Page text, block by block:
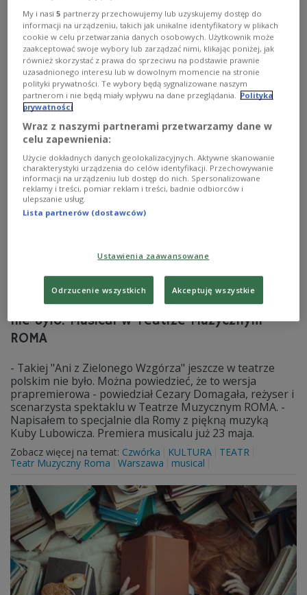
Teatru Muzycznego ROMA – ze scenariuszem, tekstami
piosenek i w reżyserii Cezarego Domagały – nawiązuje
do epoki, w której toczy się akcja książki Lucy Maud
Montgomery, ale jednocześnie operuje współczesną
stylistyką, m.in. jeśli chodzi choćby o takie elementy jak
gra aktorska, język, a przede wszystkim muzyka Jakuba
Lubowicza.
Zobacz więcej na temat:
Ula Kaczyńska
Takiej "Ani z Zielonego Wzgórza" jeszcze
nie było. Musical w Teatrze Muzycznym
ROMA
- Takiej "Ani z Zielonego Wzgórza" jeszcze w teatrze
polskim nie było. Można powiedzieć, że to wersja
prapremierowa - powiedział Cezary Domagała, reżyser i
scenarzysta spektaklu w Teatrze Muzycznym ROMA. -
Napisałem to specjalnie dla Romy z piękną muzyką
Kuby Lubowicza. Premiera musicalu już 23 maja.
Zobacz więcej na temat: Czwórka KULTURA
TEATR
Teatr Muzyczny Roma
Warszawa musical
My i nasi5 partnerzy przechowujemy lub uzyskujemy dostęp do
informacji na urządzeniu, takich jak unikalne identyfikatory w plikach
cookie w celu przetwarzania danych osobowych. Użytkownik może
zaakceptować swoje wybory lub zarządzać nimi, klikając poniżej, jak
również skorzystać z prawa do sprzeciwu na podstawie prawnie
uzasadnionego interesu lub w dowolnym momencie na stronie
polityki prywatności. Te wybory będą sygnalizowane naszym
partnerom i nie będą miały wpływu na dane przeglądania.
Polityka
prywatności
Wraz z naszymi partnerami przetwarzamy dane w
celu zapewnienia:
Użycie dokładnych danych geolokalizacyjnych. Aktywne skanowanie
charakterystyki urządzenia do celów identyfikacji. Przechowywanie
informacji na urządzeniu lub dostęp do nich. Spersonalizowane
reklamy i treści, pomiar reklam i treści, badnie odbiorców i
ulepszanie usług.
Lista partnerów (dostawców)
Ustawienia zaawansowane
Odrzucenie wszystkich Akceptuję wszystkie